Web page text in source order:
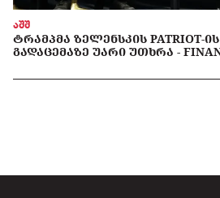
აშშ
ᲢᲠᲐᲛᲞᲛᲐ ᲖᲔᲚᲔᲜᲡᲙᲘᲡ PATRIOT-
ᲒᲐᲓᲐᲪᲔᲛᲐᲖᲔ ᲣᲐᲠᲘ ᲣᲗᲮᲠᲐ -